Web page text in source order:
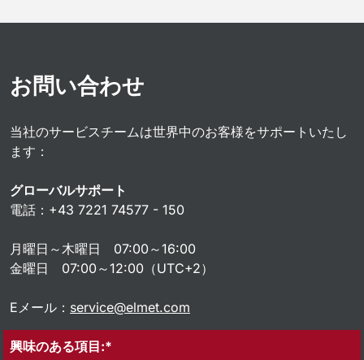
お問い合わせ
当社のサービスチームは世界中のお客様をサポートいたし
ます：
グローバルサポート
電話：+43 7221 74577 - 150
月曜日～木曜日 07:00～16:00
金曜日 07:00～12:00（UTC+2）
Eメール： service@elmet.com
興味のある項目:*